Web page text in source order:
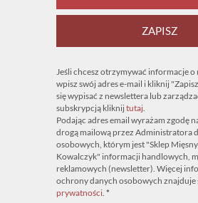
ZAPISZ
Jeśli chcesz otrzymywać informacje o
wpisz swój adres e-mail i kliknij
się wypisać z newslettera lub
subskrypcją kliknijtutaj
Podając adres email wyrażam zgodę
drogą mailową przez Administratora
osobowych, którym jest "Sklep
Kowalczyk" informacji handlowych,
reklamowych (newsletter). Więcej
ochrony danych osobowych znajduje
prywatności *